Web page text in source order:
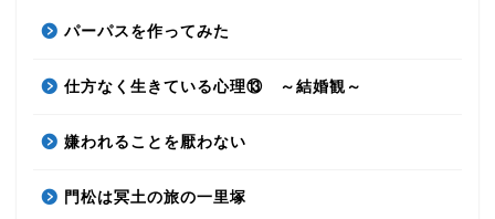
パーパスを作ってみた
仕方なく生きている心理⑬ ～結婚観～
嫌われることを厭わない
門松は冥土の旅の一里塚